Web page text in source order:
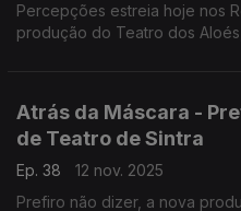
Percepções estreia hoje nos
produção do Teatro dos
Atrás da Máscara -
de Teatro de Sintra
Ep. 38
12 nov. 2025
Prefiro não dizer, a nova